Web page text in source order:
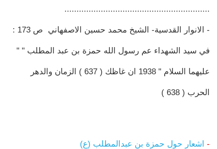
............................................................
- الانوار القدسية- الشيخ محمد حسين الاصفهاني ص 173 :
في سيد الشهداء عم رسول الله حمزة بن عبد المطلب " "
عليهما السلام " 1938 ان غاظك ( 637 ) الزمان والدهر
الحرب ( 638 )
- اشعار حول حمزة بن عبدالمطلب (ع)